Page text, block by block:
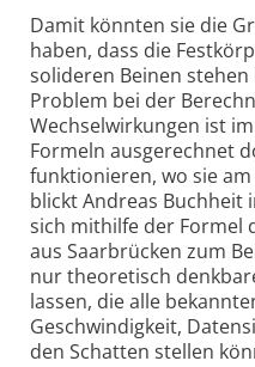
Damit könnten sie die
haben, dass die
solideren Beinen stehen
Problem bei der
Wechselwirkungen ist
Formeln ausgerechnet
funktionieren, wo sie
blickt Andreas Buchheit
sich mithilfe der Formel
aus Saarbrücken zum
nur theoretisch
lassen, die alle
Geschwindigkeit,
den Schatten stellen